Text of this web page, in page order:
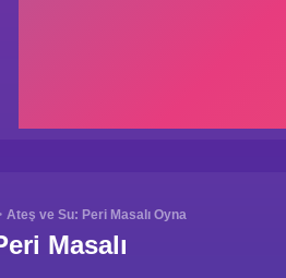
Ateş ve Su: Peri Masalı Oyna
Masalı